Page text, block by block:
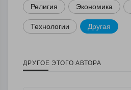
Религия Экономика
Технологии Другая
ДРУГОЕ ЭТОГО АВТОРА